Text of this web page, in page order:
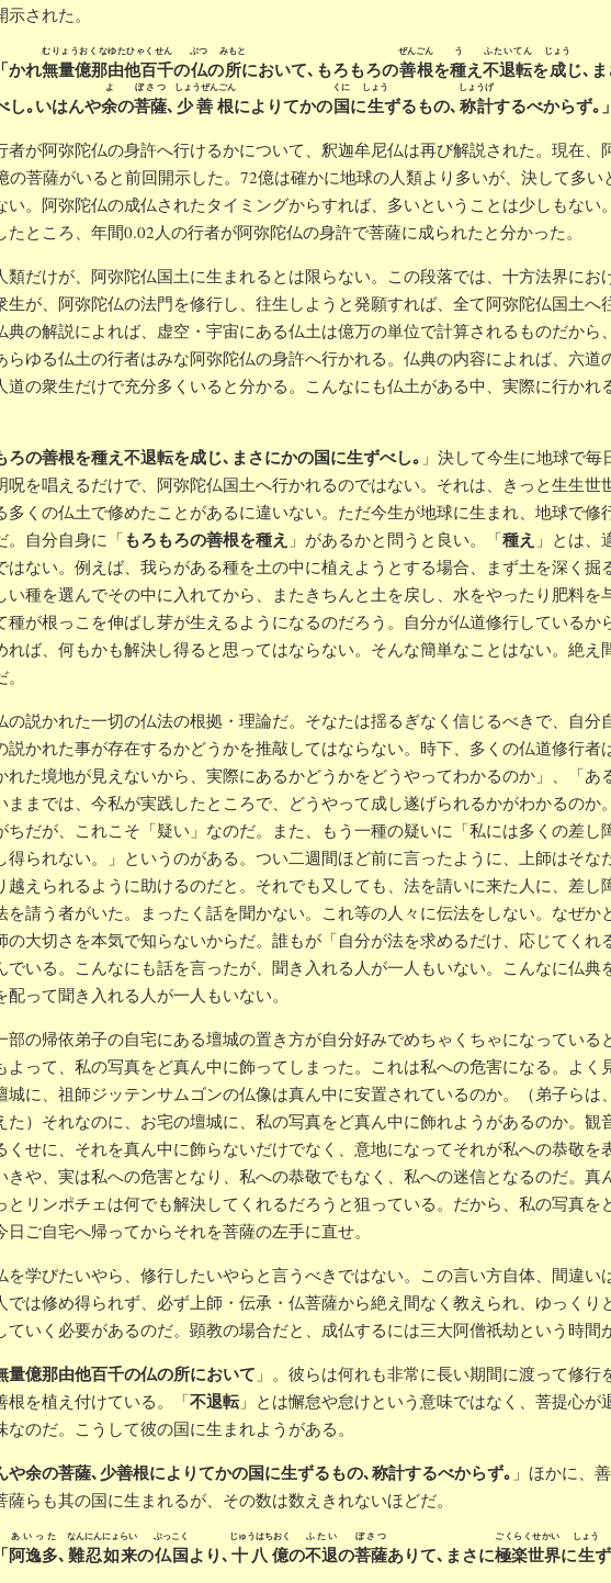
された。
かれ無量億那由他百千
むりょうおくなゆたひゃくせん
の仏
ぶつ
の所
みもと
において､もろもろの善根
ぜんごん
を種
う
え不退転
ふたいてん
を成
じょう
じ､
し｡いはんや余
よ
の菩薩
ぼさつ
､少善根
しょうぜんごん
によりてかの国
くに
に生
しょう
ずるもの､称計
しょうげ
するべからず｡」
者が阿弥陀仏の身許へ行けるかについて、釈迦牟尼仏は再び解説された。現在、
の菩薩がいると前回開示した。72億は確かに地球の人類より多いが、決して多い
い。阿弥陀仏の成仏されたタイミングからすれば、多いということは少しもない
たところ、年間0.02人の行者が阿弥陀仏の身許で菩薩に成られたと分かった。
類だけが、阿弥陀仏国土に生まれるとは限らない。この段落では、十方法界にお
生が、阿弥陀仏の法門を修行し、往生しようと発願すれば、全て阿弥陀仏国土へ
典の解説によれば、虚空・宇宙にある仏土は億万の単位で計算されるものだから
らゆる仏土の行者はみな阿弥陀仏の身許へ行かれる。仏典の内容によれば、六道
道の衆生だけで充分多くいると分かる。こんなにも仏土がある中、実際に行かれ
ろの善根を種え不退転を成じ､まさにかの国に生ずべし｡ 」決して今生に地球で毎
呪を唱えるだけで、阿弥陀仏国土へ行かれるのではない。それは、きっと生生世
多くの仏土で修めたことがあるに違いない。ただ今生が地球に生まれ、地球で修
。自分自身に「もろもろの善根を種え 」があるかと問うと良い。「種え 」とは、
はない。例えば、我らがある種を土の中に植えようとする場合、まず土を深く掘
い種を選んでその中に入れてから、またきちんと土を戻し、水をやったり肥料を
種が根っこを伸ばし芽が生えるようになるのだろう。自分が仏道修行しているか
れば、何もかも解決し得ると思ってはならない。そんな簡単なことはない。絶え
の説かれた一切の仏法の根拠・理論だ。そなたは揺るぎなく信じるべきで、自分
説かれた事が存在するかどうかを推敲してはならない。時下、多くの仏道修行者
れた境地が見えないから、実際にあるかどうかをどうやってわかるのか」、「あ
ままでは、今私が実践したところで、どうやって成し遂げられるかがわかるのか
ちだが、これこそ「疑い」なのだ。また、もう一種の疑いに「私には多くの差し
得られない。」というのがある。つい二週間ほど前に言ったように、上師はそな
越えられるように助けるのだと。それでも又しても、法を請いに来た人に、差し
を請う者がいた。まったく話を聞かない。これ等の人々に伝法をしない。なぜか
の大切さを本気で知らないからだ。誰もが「自分が法を求めるだけ、応じてくれ
でいる。こんなにも話を言ったが、聞き入れる人が一人もいない。こんなに仏典
配って聞き入れる人が一人もいない。
部の帰依弟子の自宅にある壇城の置き方が自分好みでめちゃくちゃになっている
よって、私の写真をど真ん中に飾ってしまった。これは私への危害になる。よく
城に、祖師ジッテンサムゴンの仏像は真ん中に安置されているのか。（弟子らは
た）それなのに、お宅の壇城に、私の写真をど真ん中に飾れようがあるのか。観
くせに、それを真ん中に飾らないだけでなく、意地になってそれが私への恭敬を
きや、実は私への危害となり、私への恭敬でもなく、私への迷信となるのだ。真
とリンポチェは何でも解決してくれるだろうと狙っている。だから、私の写真を
日ご自宅へ帰ってからそれを菩薩の左手に直せ。
を学びたいやら、修行したいやらと言うべきではない。この言い方自体、間違い
では修め得られず、必ず上師・伝承・仏菩薩から絶え間なく教えられ、ゆっくり
ていく必要があるのだ。顕教の場合だと、成仏するには三大阿僧祇劫という時間
量億那由他百千の仏の所において 」。彼らは何れも非常に長い期間に渡って修行
根を植え付けている。「不退転」とは懈怠や怠けという意味ではなく、菩提心が
なのだ。こうして彼の国に生まれようがある。
や余の菩薩､少善根によりてかの国に生ずるもの､称計するべからず｡ 」ほかに、
薩らも其の国に生まれるが、その数は数えきれないほどだ。
阿逸多
あいった
､難忍如来
なんにんにょらい
の仏国
ぶっこく
より､十八億
じゅうはちおく
の不退
ふたい
の菩薩
ぼさつ
ありて､まさに極楽世界
ごくらくせかい
に生
しょう